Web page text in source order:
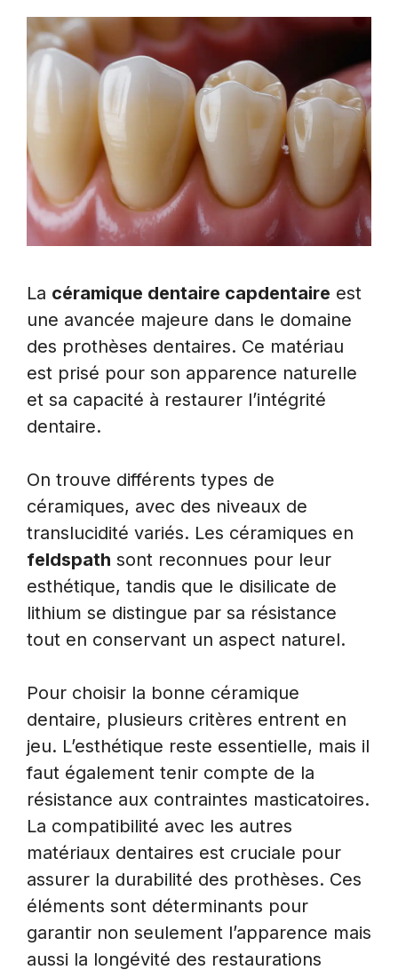
La céramique dentaire capdentaire est
une avancée majeure dans le domaine
des prothèses dentaires. Ce matériau
est prisé pour son apparence naturelle
et sa capacité à restaurer l’intégrité
dentaire.
On trouve différents types de
céramiques, avec des niveaux de
translucidité variés. Les céramiques en
feldspath sont reconnues pour leur
esthétique, tandis que le disilicate de
lithium se distingue par sa résistance
tout en conservant un aspect naturel.
Pour choisir la bonne céramique
dentaire, plusieurs critères entrent en
jeu. L’esthétique reste essentielle, mais il
faut également tenir compte de la
résistance aux contraintes masticatoires.
La compatibilité avec les autres
matériaux dentaires est cruciale pour
assurer la durabilité des prothèses. Ces
éléments sont déterminants pour
garantir non seulement l’apparence mais
aussi la longévité des restaurations